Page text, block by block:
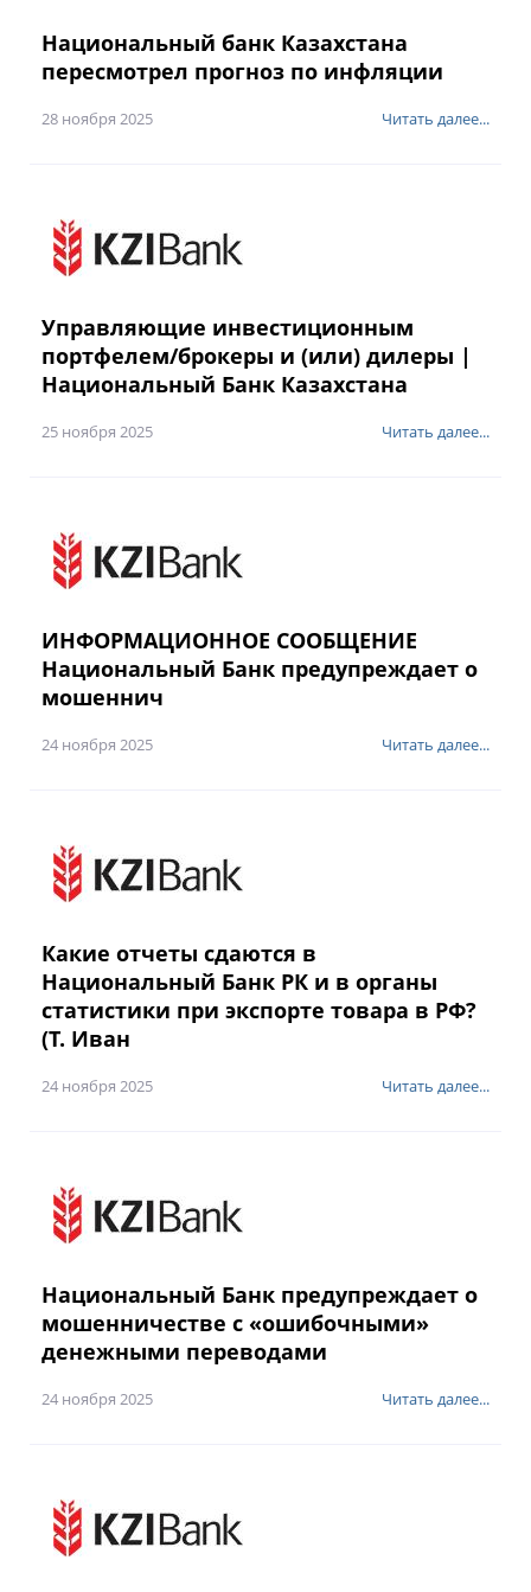
Национальный банк Казахстана
пересмотрел прогноз по инфляции
28 ноября 2025 Читать далее...
Управляющие инвестиционным
портфелем/брокеры и (или) дилеры |
Национальный Банк Казахстана
25 ноября 2025 Читать далее...
ИНФОРМАЦИОННОЕ СООБЩЕНИЕ
Национальный Банк предупреждает о
мошеннич
24 ноября 2025 Читать далее...
Какие отчеты сдаются в
Национальный Банк РК и в органы
статистики при экспорте товара в РФ?
(Т. Иван
24 ноября 2025 Читать далее...
Национальный Банк предупреждает о
мошенничестве с «ошибочными»
денежными переводами
24 ноября 2025 Читать далее...